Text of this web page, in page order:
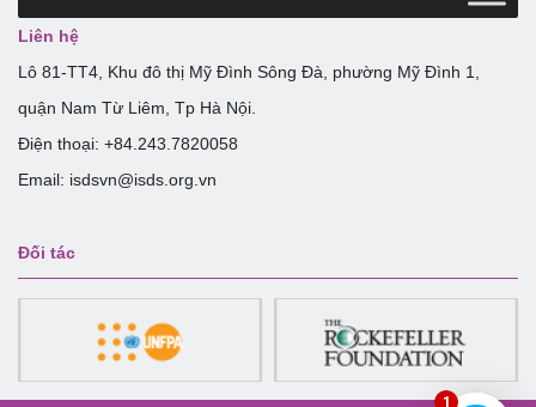
1
Liên hệ
Lô 81-TT4, Khu đô thị Mỹ Đình Sông Đà, phường Mỹ Đình 1,
quận Nam Từ Liêm, Tp Hà Nội.
Điện thoại: +84.243.7820058
Email: isdsvn@isds.org.vn
Đối tác